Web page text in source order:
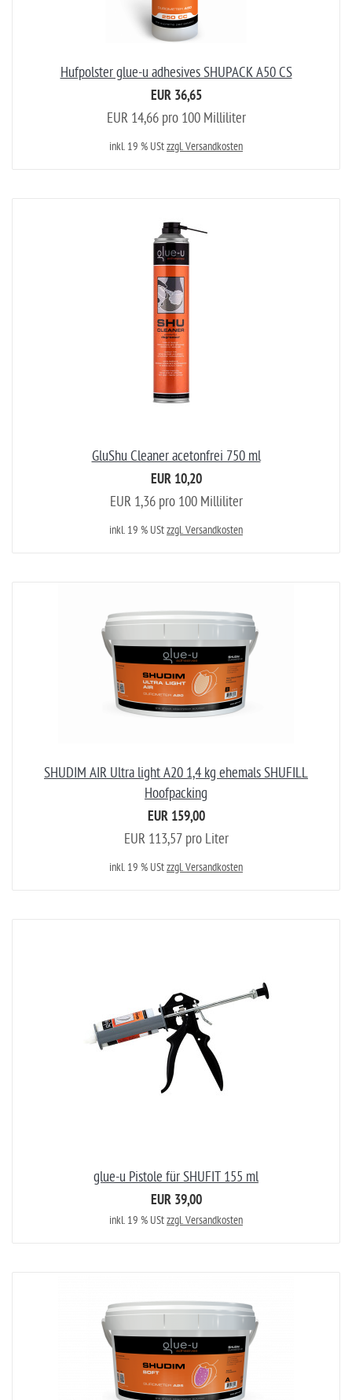
Hufpolster glue-u adhesives SHUPACK A50 CS
EUR 36,65
EUR 14,66 pro 100 Milliliter
inkl. 19 % UStzzgl. Versandkosten
GluShu Cleaner acetonfrei 750 ml
EUR 10,20
EUR 1,36 pro 100 Milliliter
inkl. 19 % UStzzgl. Versandkosten
SHUDIM AIR Ultra light A20 1,4 kg ehemals SHUFILL
Hoofpacking
EUR 159,00
EUR 113,57 pro Liter
inkl. 19 % UStzzgl. Versandkosten
glue-u Pistole für SHUFIT 155 ml
EUR 39,00
inkl. 19 % UStzzgl. Versandkosten